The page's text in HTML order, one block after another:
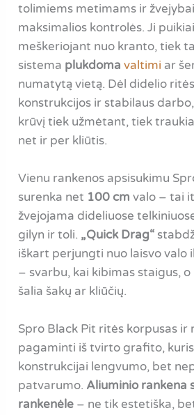
tolimiems metimams ir
maksimalios kontrolės. Ji
meškeriojant nuo kranto, tiek
sistema plukdoma valtimi ar
numatytą vietą. Dėl didelio
konstrukcijos ir stabilaus
krūvį tiek užmėtant, tiek
net ir per kliūtis.
Vienu rankenos apsisukimu
surenka net 100 cm valo – tai
žvejojama dideliuose
gilyn ir toli. „Quick Drag“
iškart perjungti nuo laisvo valo
– svarbu, kai kibimas staigus,
šalia šakų ar kliūčių.
Spro Black Pit ritės korpusas ir
pagaminti iš tvirto grafito,
konstrukcijai lengvumo, bet
patvarumo. Aliuminio rankena
rankenėle – ne tik estetiška,